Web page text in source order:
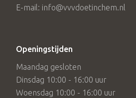
E-mail: info@vvvdoetinchem.nl
Openingstijden
Maandag gesloten
Dinsdag 10:00 - 16:00 uur
Woensdag 10:00 - 16:00 uur